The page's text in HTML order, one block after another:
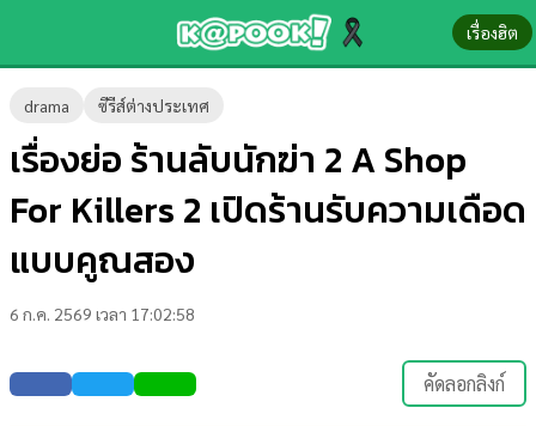
เรื่องฮิต
drama ซีรีส์ต่างประเทศ
เรื่องย่อ ร้านลับนักฆ่า 2 A Shop
For Killers 2 เปิดร้านรับความเดือด
แบบคูณสอง
6 ก.ค. 2569 เวลา 17:02:58
คัดลอกลิงก์
ข่าว-
ความ
รู้
บันเทิง
ตรวจ
หวย